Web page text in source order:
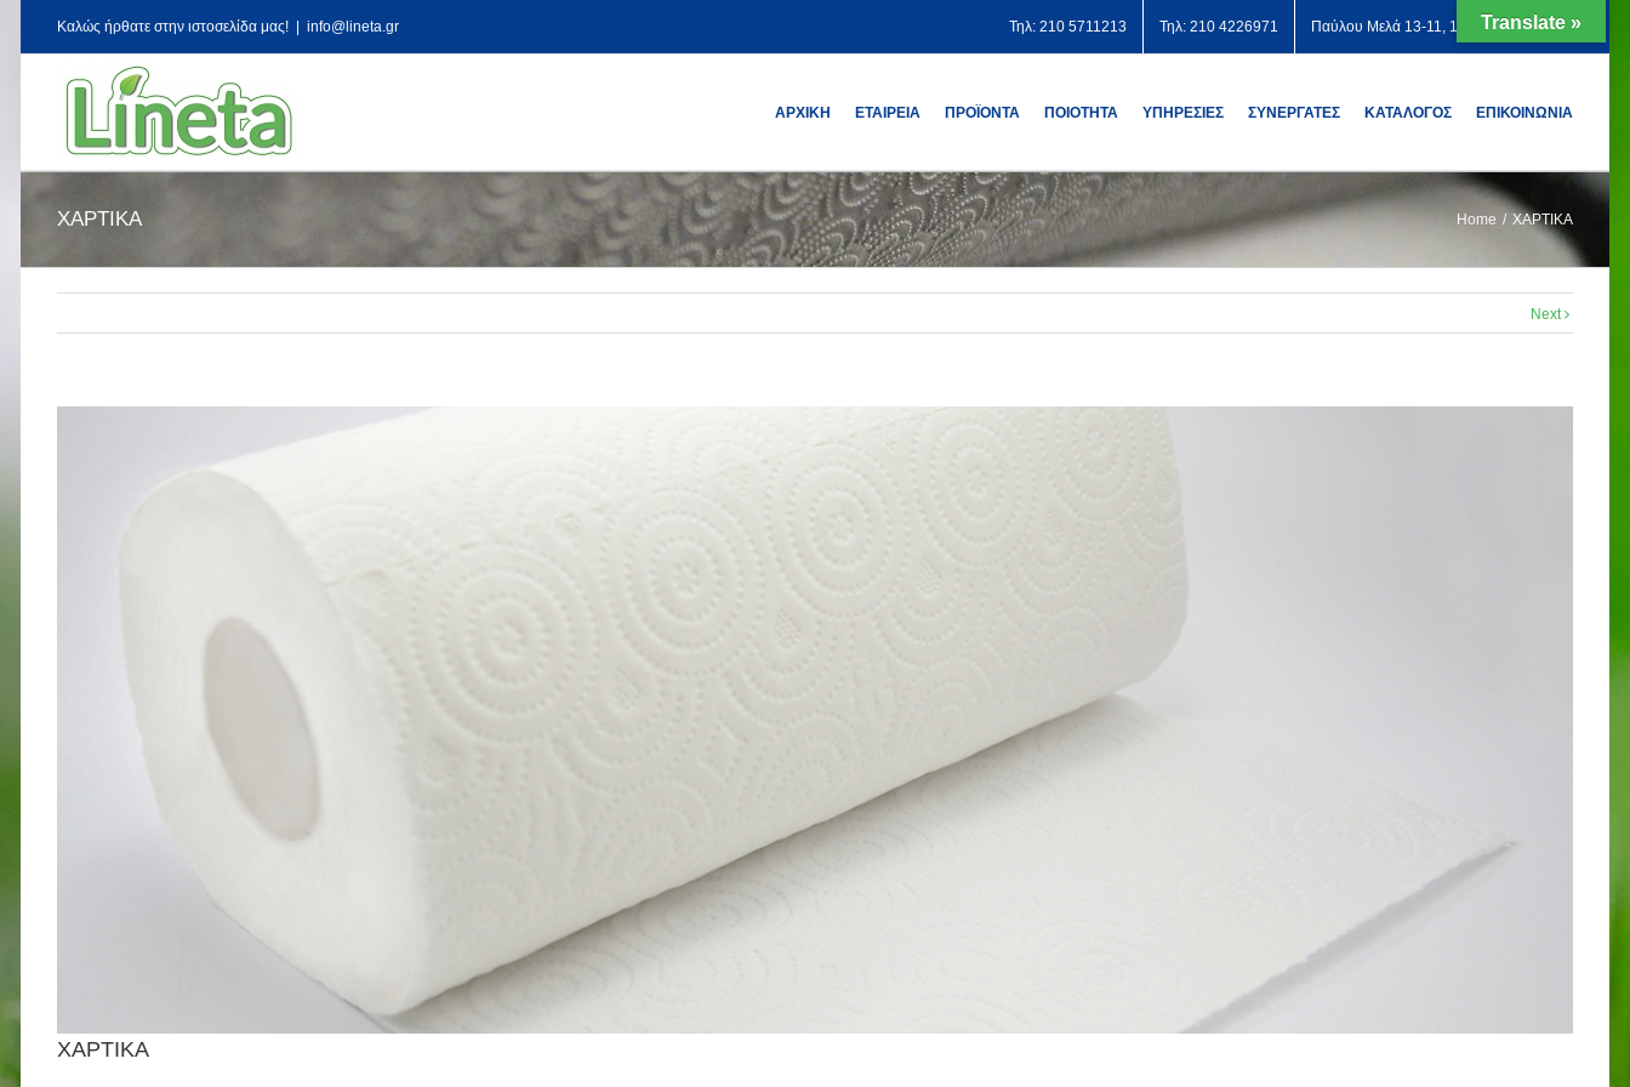
Kαλώς ήρθατε στην ιστοσελίδα μας! info@lineta.gr Τηλ: 210 5711213 Τηλ: 210 4226971 Παύλου Μελά 13-11, 12131 Περιστέρι
ΑΡΧΙΚΗ ΕΤΑΙΡΕΙΑ ΠΡΟΪΟΝΤΑ ΠΟΙΟΤΗΤΑ ΥΠΗΡΕΣΙΕΣ ΣΥΝΕΡΓΑΤΕΣ ΚΑΤΑΛΟΓΟΣ ΕΠΙΚΟΙΝΩΝΙΑ
ΧΑΡΤΙΚΑ Home / ΧΑΡΤΙΚΑ
Next
ΧΑΡΤΙΚΑ
Translate »